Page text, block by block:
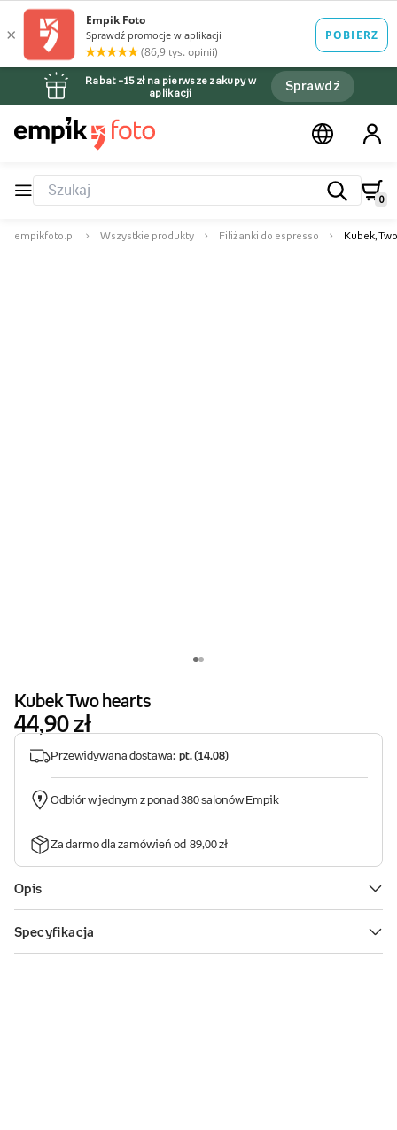
Rabat –15 zł na pierwsze zakupy w
aplikacji
Sprawdź
0
empikfoto.pl Wszystkie produkty Filiżanki do espresso Kubek,